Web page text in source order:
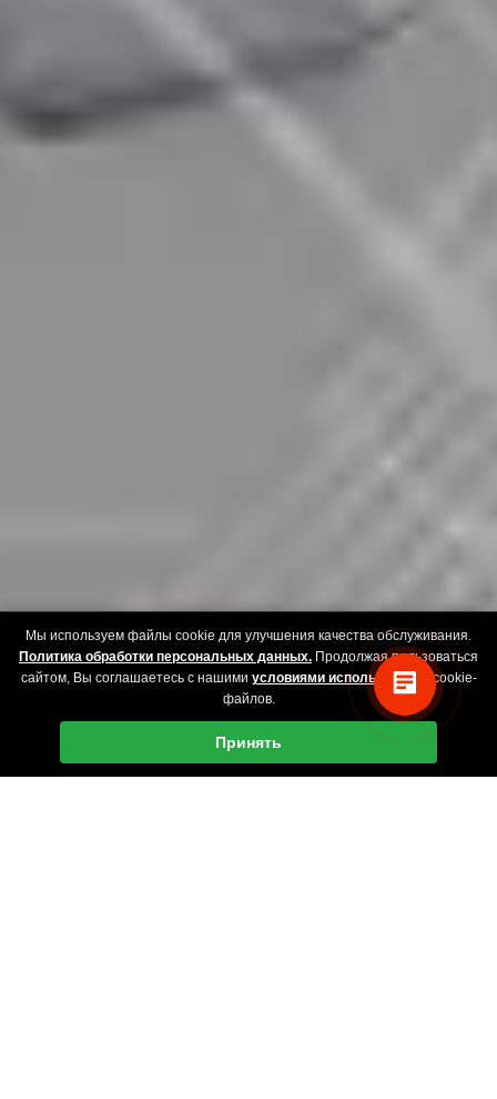
Мы используем файлы cookie для улучшения качества обслуживания.
Политика обработки персональных данных. Продолжая пользоваться
сайтом, Вы соглашаетесь с нашими условиями использования
cookie-
файлов.
Принять